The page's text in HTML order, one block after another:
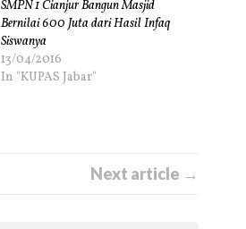
SMPN 1 Cianjur Bangun Masjid
Bernilai 600 Juta dari Hasil Infaq
Siswanya
13/04/2016
In "KUPAS Jabar"
Next article →